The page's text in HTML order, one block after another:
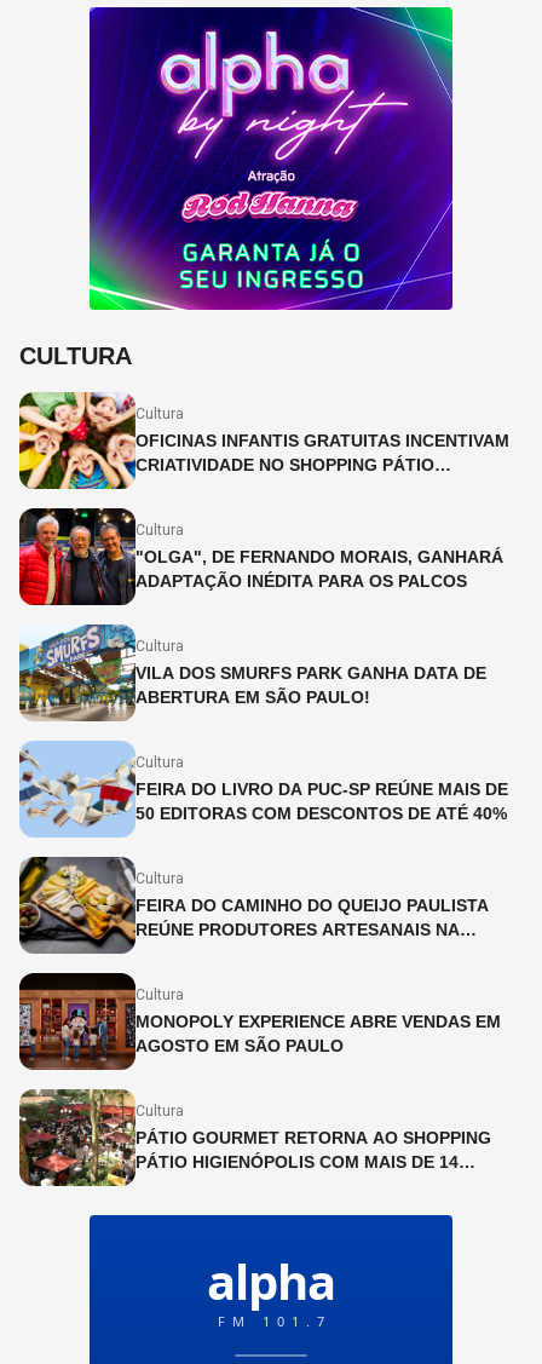
CULTURA
Cultura
OFICINAS INFANTIS GRATUITAS INCENTIVAM
CRIATIVIDADE NO SHOPPING PÁTIO
Cultura
"OLGA", DE FERNANDO MORAIS, GANHARÁ
ADAPTAÇÃO INÉDITA PARA OS PALCOS
Cultura
VILA DOS SMURFS PARK GANHA DATA DE
ABERTURA EM SÃO PAULO!
Cultura
FEIRA DO LIVRO DA PUC-SP REÚNE MAIS DE
50 EDITORAS COM DESCONTOS DE ATÉ 40%
Cultura
FEIRA DO CAMINHO DO QUEIJO PAULISTA
REÚNE PRODUTORES ARTESANAIS NA
Cultura
MONOPOLY EXPERIENCE ABRE VENDAS EM
AGOSTO EM SÃO PAULO
Cultura
PÁTIO GOURMET RETORNA AO SHOPPING
PÁTIO HIGIENÓPOLIS COM MAIS DE 14